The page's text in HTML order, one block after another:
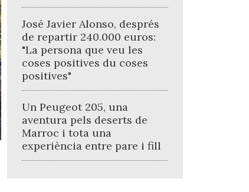
José Javier Alonso, després
de repartir 240.000 euros:
"La persona que veu les
coses positives du coses
positives"
Un Peugeot 205, una
aventura pels deserts de
Marroc i tota una
experiència entre pare i fill